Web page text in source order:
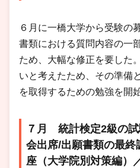
６月に一橋大学から受験の
書類における質問内容の一
ため、大幅な修正を要した
いと考えたため、その準備
を取得するための勉強を開始
７月 統計検定2級の試
会出席/出願書類の最
座（大学院別対策編）